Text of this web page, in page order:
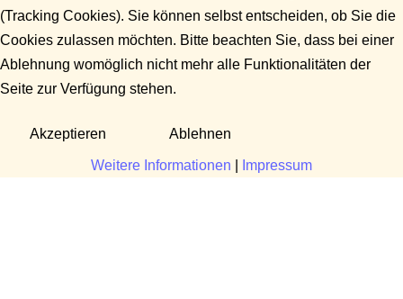
(Tracking Cookies). Sie können selbst entscheiden, ob Sie die
Cookies zulassen möchten. Bitte beachten Sie, dass bei einer
Ablehnung womöglich nicht mehr alle Funktionalitäten der
Seite zur Verfügung stehen.
Akzeptieren Ablehnen
Weitere Informationen Impressum